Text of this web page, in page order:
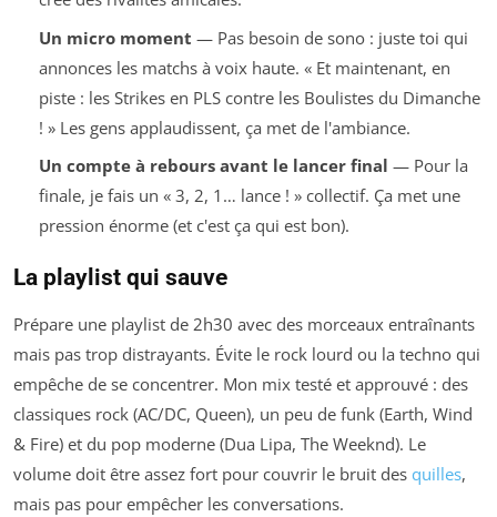
Un micro moment — Pas besoin de sono : juste toi qui
annonces les matchs à voix haute. « Et maintenant, en
piste : les Strikes en PLS contre les Boulistes du Dimanche
! » Les gens applaudissent, ça met de l'ambiance.
Un compte à rebours avant le lancer final — Pour la
finale, je fais un « 3, 2, 1… lance ! » collectif. Ça met une
pression énorme (et c'est ça qui est bon).
La playlist qui sauve
Prépare une playlist de 2h30 avec des morceaux entraînants
mais pas trop distrayants. Évite le rock lourd ou la techno qui
empêche de se concentrer. Mon mix testé et approuvé : des
classiques rock (AC/DC, Queen), un peu de funk (Earth, Wind
& Fire) et du pop moderne (Dua Lipa, The Weeknd). Le
volume doit être assez fort pour couvrir le bruit des quilles,
mais pas pour empêcher les conversations.